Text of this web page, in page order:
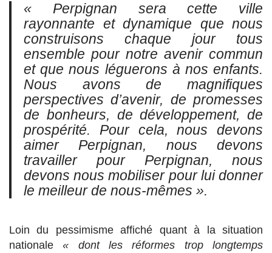
« Perpignan sera cette ville
rayonnante et dynamique que nous
construisons chaque jour tous
ensemble pour notre avenir commun
et que nous léguerons à nos enfants.
Nous avons de magnifiques
perspectives d’avenir, de promesses
de bonheurs, de développement, de
prospérité. Pour cela, nous devons
aimer Perpignan, nous devons
travailler pour Perpignan, nous
devons nous mobiliser pour lui donner
le meilleur de nous-mêmes ».
Loin du pessimisme affiché quant à la situation
nationale« dont les réformes trop longtemps